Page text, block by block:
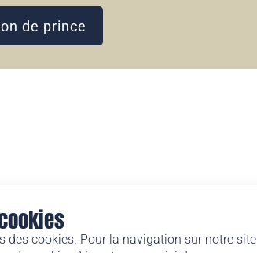
des cookies. Pour la navigation sur notre site
de prince